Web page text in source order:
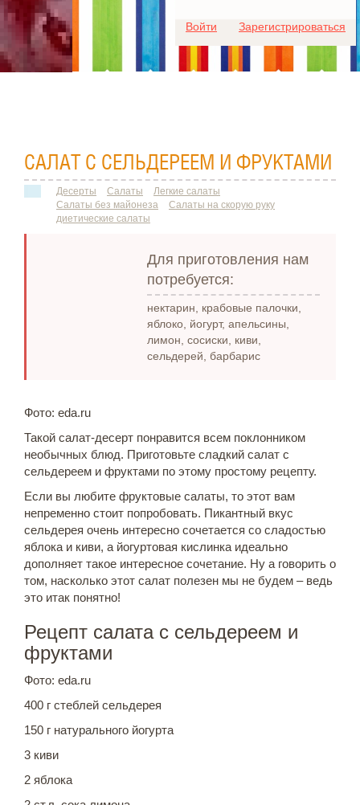
Войти Зарегистрироваться
САЛАТ С СЕЛЬДЕРЕЕМ И ФРУКТАМИ
Десерты Салаты
Легкие салаты
Салаты без майонеза
Салаты на скорую руку
диетические салаты
Для приготовления нам
потребуется:
нектарин, крабовые палочки,
яблоко, йогурт, апельсины,
лимон, сосиски, киви,
сельдерей, барбарис
Фото: eda.ru
Такой салат-десерт понравится всем поклонником
необычных блюд. Приготовьте сладкий салат с
сельдереем и фруктами по этому простому рецепту.
Если вы любите фруктовые салаты, то этот вам
непременно стоит попробовать. Пикантный вкус
сельдерея очень интересно сочетается со сладостью
яблока и киви, а йогуртовая кислинка идеально
дополняет такое интересное сочетание. Ну а говорить о
том, насколько этот салат полезен мы не будем – ведь
это итак понятно!
Рецепт салата с сельдереем и
фруктами
Фото: eda.ru
400 г стеблей сельдерея
150 г натурального йогурта
3 киви
2 яблока
Для любых предложений по